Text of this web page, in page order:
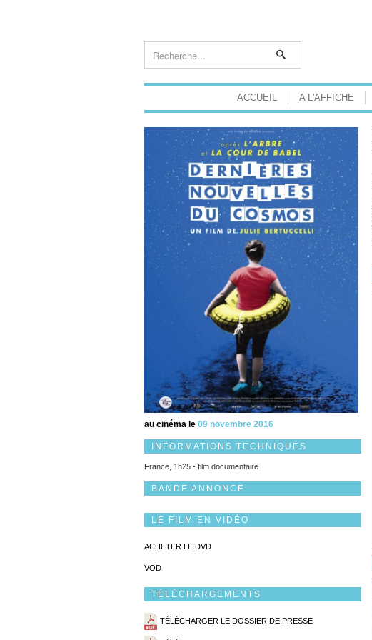
ACCUEIL A L'AFFICHE
au cinéma le 09 novembre 2016
INFORMATIONS TECHNIQUES
France, 1h25 - film documentaire
BANDE ANNONCE
LE FILM EN VIDÉO
ACHETER LE DVD
VOD
TÉLÉCHARGEMENTS
TÉLÉCHARGER LE DOSSIER DE PRESSE